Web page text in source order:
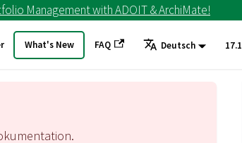
Management with ADOIT & ArchiMate!
What's New FAQ Deutsch 17.1